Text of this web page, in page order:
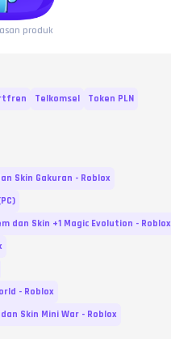
produk
Telkomsel
Token PLN
Skin Gakuran - Roblox
dan Skin +1 Magic Evolution - Roblox
- Roblox
Skin Mini War - Roblox